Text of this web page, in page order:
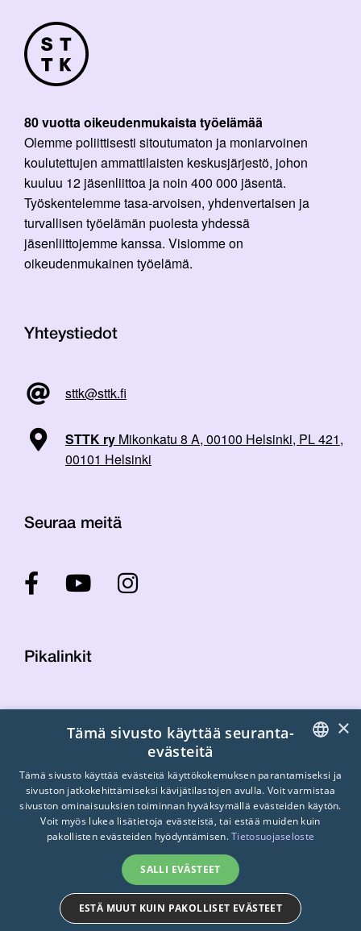
80 vuotta oikeudenmukaista työelämää
Olemme poliittisesti sitoutumaton ja moniarvoinen
koulutettujen ammattilaisten keskusjärjestö, johon
kuuluu 12 jäsenliittoa ja noin 400 000 jäsentä.
Työskentelemme tasa-arvoisen, yhdenvertaisen ja
turvallisen työelämän puolesta yhdessä
jäsenliittojemme kanssa. Visiomme on
oikeudenmukainen työelämä.
Yhteystiedot
sttk@sttk.fi
STTK ry Mikonkatu 8 A, 00100 Helsinki, PL 421,
00101 Helsinki
Seuraa meitä
Pikalinkit
Laskutustiedot
Tietosuojaseloste
Turvallisemman tilan periaatteet
© 2026 STTK. Made with ❤ byAvoin.Systems
FINNISH
SWEDISH
×
Tämä sivusto käyttää seuranta-
evästeitä
Tämä sivusto käyttää evästeitä käyttökokemuksen parantamiseksi ja
sivuston jatkokehittämiseksi kävijätilastojen avulla. Voit varmistaa
sivuston ominaisuuksien toiminnan hyväksymällä evästeiden käytön.
Voit myös lukea lisätietoja evästeistä, tai estää muiden kuin
pakollisten evästeiden hyödyntämisen.Tietosuojaseloste
SALLI EVÄSTEET
ESTÄ MUUT KUIN PAKOLLISET EVÄSTEET